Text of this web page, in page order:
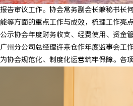
告审议工作。协会常务副会长兼秘书
等方面的重点工作与成效，梳理工作
示协会年度财务收支、经费使用、资
州分公司总经理许来仓作年度监事会
协会规范化、制度化运营筑牢保障。各